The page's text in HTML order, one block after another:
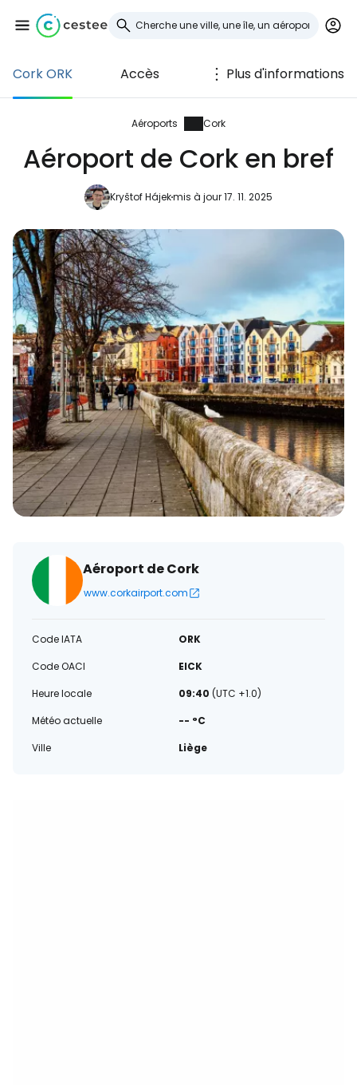
Cork ORK Accès Plus d'informations
Aéroports Cork
Aéroport de Cork en bref
Kryštof Hájekmis à jour 17. 11. 2025
Aéroport de Cork
www.corkairport.com
Code IATA
ORK
Code OACI
EICK
Heure locale
09:40 (UTC +1.0)
Météo actuelle
-- °C
Ville
Liège
Se connecter à
Cestee
... la communauté mondiale des voyageurs
Continuer avec Facebook
Poursuivre avec le courrier
électronique